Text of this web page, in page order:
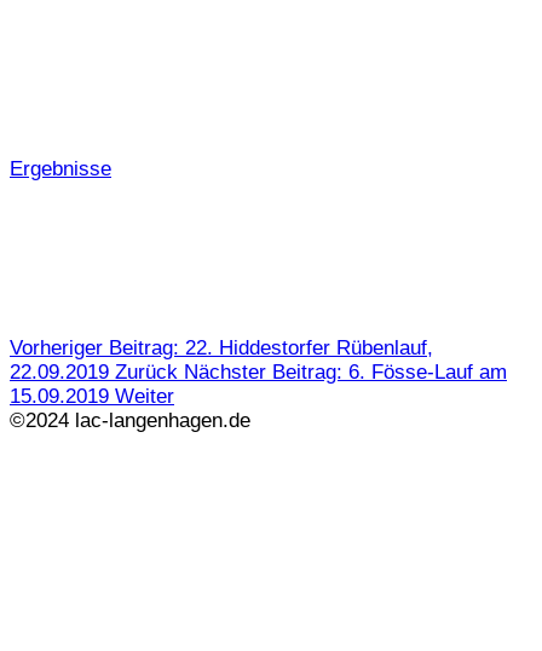
Ergebnisse
Vorheriger Beitrag: 22. Hiddestorfer Rübenlauf,
22.09.2019 Zurück Nächster Beitrag: 6. Fösse-Lauf am
15.09.2019 Weiter
©2024 lac-langenhagen.de